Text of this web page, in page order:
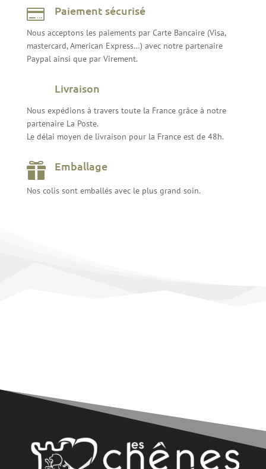
 Paiement sécurisé
Nous acceptons les paiements par Carte Bancaire (Visa,
mastercard, American Express…) avec notre partenaire
Paypal ainsi que par Virement.
Livraison
Nous expédions à travers toute la France grâce à notre
partenaire La Poste.
Le délai moyen de livraison pour la France est de 48h.
 Emballage
Nos colis sont emballés avec le plus grand soin.